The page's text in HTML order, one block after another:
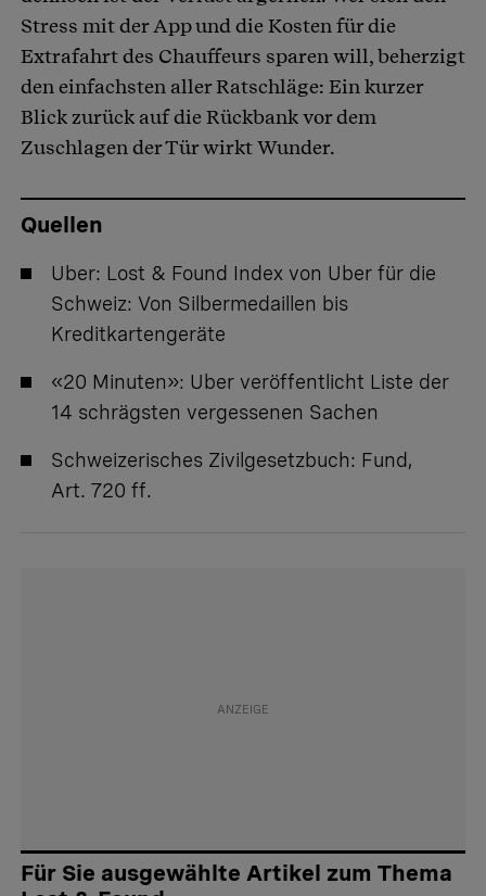
Stress mit der App und die Kosten für die
Extrafahrt des Chauffeurs sparen will, beherzigt
den einfachsten aller Ratschläge: Ein kurzer
Blick zurück auf die Rückbank vor dem
Zuschlagen der Tür wirkt Wunder.
Quellen
Uber: Lost & Found Index von Uber für die
Schweiz: Von Silbermedaillen bis
Kreditkartengeräte
«20 Minuten»: Uber veröffentlicht Liste der
14 schrägsten vergessenen Sachen
Schweizerisches Zivilgesetzbuch: Fund,
Art. 720 ff.
Für Sie ausgewählte Artikel zum Thema